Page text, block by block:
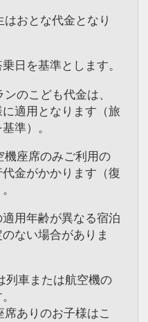
おとな代金となり
日を基準とします。
ンのこども代金は、
適用となります（旅
準）。
座席のみご利用の
金がかかります（復
用年齢が異なる宿泊
ない場合がありま
列車または航空機の
席ありのお子様はこ